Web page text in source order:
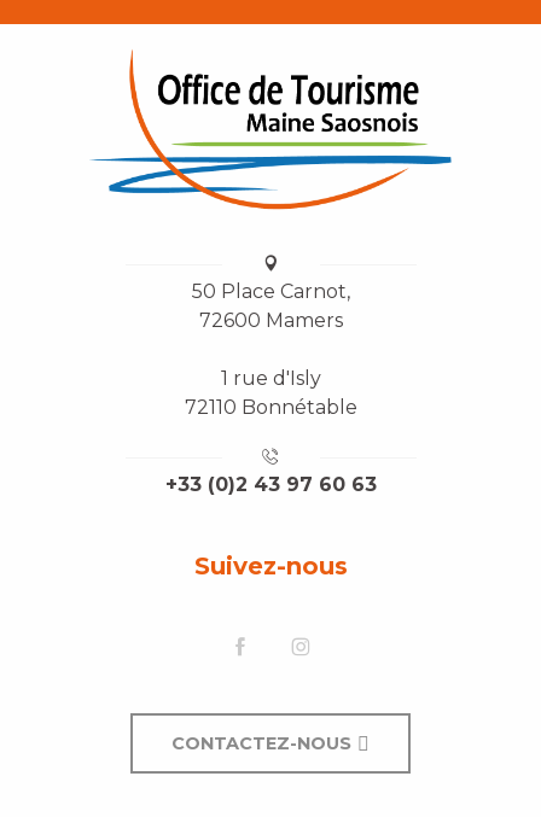
50 Place Carnot,
72600 Mamers
1 rue d'Isly
72110 Bonnétable
+33 (0)2 43 97 60 63
Suivez-nous
CONTACTEZ-NOUS